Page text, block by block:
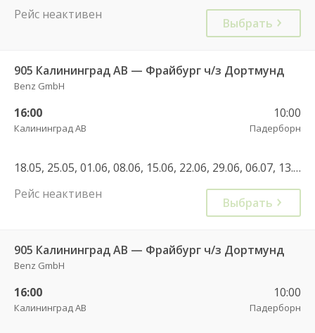
Рейс неактивен
Выбрать
905 Калининград АВ — Фрайбург ч/з Дортмунд
Benz GmbH
16:00
Калининград АВ
10:00
Падерборн
18.05, 25.05, 01.06, 08.06, 15.06, 22.06, 29.06, 06.07, 13.07, 20.07, 27.07, 03.08, 10.08, 17.08, 24.08, 31.08, 07.09, 14.09, 21.09, 28.09, 05.10, 12.10, 19.10
Рейс неактивен
Выбрать
905 Калининград АВ — Фрайбург ч/з Дортмунд
Benz GmbH
16:00
Калининград АВ
10:00
Падерборн